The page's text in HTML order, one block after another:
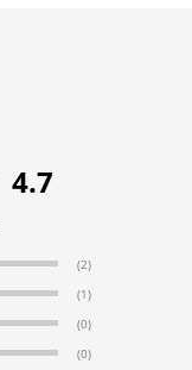
4.7
(2)
(1)
(0)
(0)